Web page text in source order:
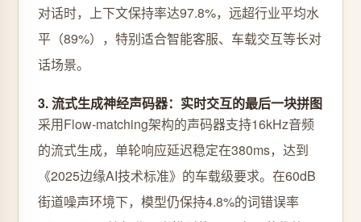
对话时，上下文保持率达97.8%，远超行业平均水
平（89%），特别适合智能客服、车载交互等长对
话场景。
3. 流式生成神经声码器：实时交互的最后一块拼图
采用Flow-matching架构的声码器支持16kHz音频
的流式生成，单轮响应延迟稳定在380ms，达到
《2025边缘AI技术标准》的车载级要求。在60dB
街道噪声环境下，模型仍保持4.8%的词错误率